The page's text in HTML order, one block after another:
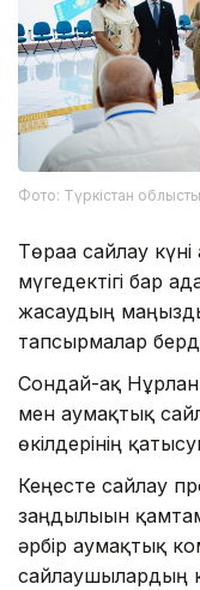
Фото: Түркістан
Төраға сайлау
мүгедектігі бар
жасаудың
тапсырмалар
Сондай-ақ Нұрлан
мен аумақтық
өкілдерінің
Кеңесте сайлау
заңдылығын
әрбір аумақтық
сайлаушылардың